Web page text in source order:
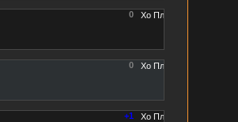
0
0
+1